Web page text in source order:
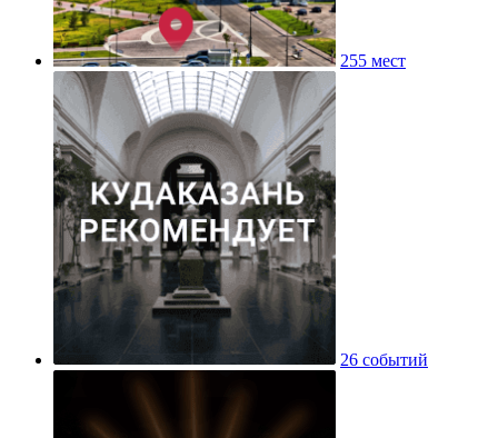
255 мест
26 событий